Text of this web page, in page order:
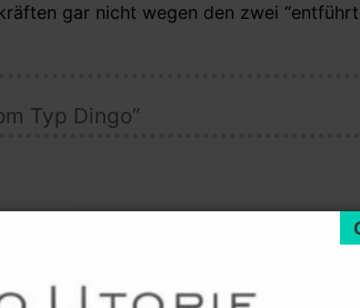
gar nicht wegen den zwei
Typ Dingo”
angefordert worden. Das defekte
Diese Aufklärungsflüge